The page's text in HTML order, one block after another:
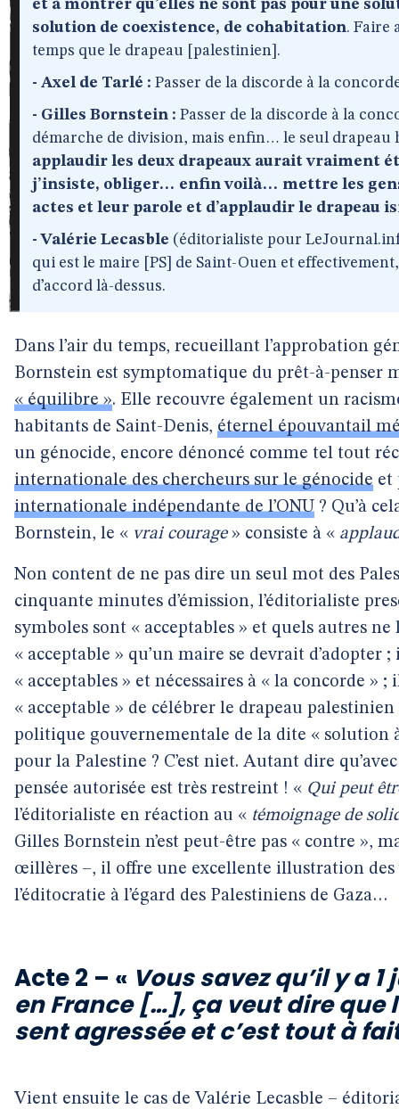
et à montrer qu’elles ne sont pas pour une
solution de coexistence, de cohabitation. Faire
temps que le drapeau [palestinien].
- Axel de Tarlé : Passer de la discorde à la
- Gilles Bornstein : Passer de la discorde à la
démarche de division, mais enfin… le seul drapeau
applaudir les deux drapeaux aurait vraiment
j’insiste, obliger… enfin voilà… mettre les
actes et leur parole et d’applaudir le drapeau
- Valérie Lecasble (éditorialiste pour
qui est le maire [PS] de Saint-Ouen et
d’accord là-dessus.
Dans l’air du temps, recueillant l’approbation
Bornstein est symptomatique du prêt-à-penser
« équilibre ». Elle recouvre également un
habitants de Saint-Denis, éternel épouvantail
un génocide, encore dénoncé comme tel tout
internationale des chercheurs sur le génocide et
internationale indépendante de l’ONU ? Qu’à
Bornstein, le « vrai courage» consiste à «
Non content de ne pas dire un seul mot des
cinquante minutes d’émission, l’éditorialiste
symboles sont « acceptables » et quels autres
« acceptable » qu’un maire se devrait d’adopter
« acceptables » et nécessaires à « la concorde »
« acceptable » de célébrer le drapeau
politique gouvernementale de la dite « solution
pour la Palestine ? C’est niet. Autant dire
pensée autorisée est très restreint ! « Qui peut
l’éditorialiste en réaction au « témoignage de
Gilles Bornstein n’est peut-être pas « contre »,
œillères –, il offre une excellente illustration des
l’éditocratie à l’égard des Palestiniens de Gaza…
Acte 2 – « Vous savez qu’il y a
en France […], ça veut dire
sent agressée et c’est tout à
Vient ensuite le cas de Valérie Lecasble –